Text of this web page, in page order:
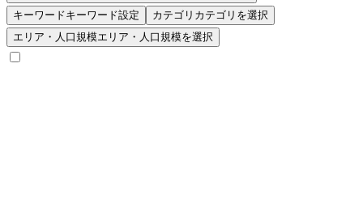
キーワードキーワード設定 カテゴリ カテゴリを選択
エリア・人口規模エリア・人口規模を選択